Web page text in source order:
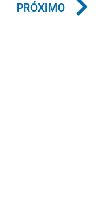
PRÓXIMO